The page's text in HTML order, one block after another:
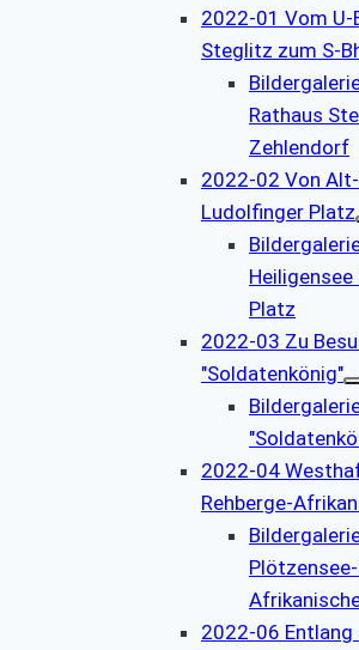
2022-01 Vom U-
Steglitz zum S-
Rathaus
Zehlendorf
2022-02 Von
Ludolfinger Platz
Platz
2022-03 Zu
"Soldatenkönig"
2022-04
Rehberge-
2022-06 Entlang